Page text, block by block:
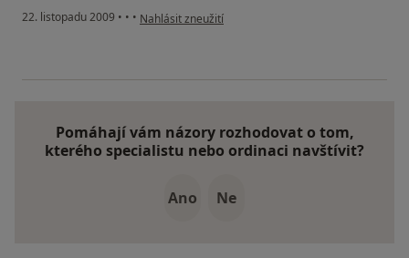
22. listopadu 2009 • • • podle názoru uživatele Váš účet byl odstraněn
Nahlásit zneužití
Pomáhají vám názory rozhodovat o tom,
kterého specialistu nebo ordinaci navštívit?
Ano Ne